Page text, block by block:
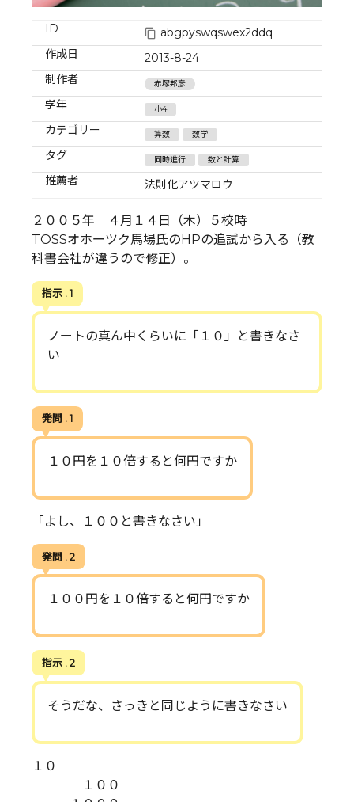
ID
abgpyswqswex2ddq
作成日
2013-8-24
制作者
赤塚邦彦
学年 小4
カテゴリー 算数 数学
タグ 同時進行 数と計算
推薦者 法則化アツマロウ
２００５年 ４月１４日（木）５校時
TOSSオホーツク馬場氏のHPの追試から入る（教
科書会社が違うので修正）。
指示 . 1
ノートの真ん中くらいに「１０」と書きなさ
い
発問 . 1
１０円を１０倍すると何円ですか
「よし、１００と書きなさい」
発問 . 2
１００円を１０倍すると何円ですか
指示 . 2
そうだな、さっきと同じように書きなさい
１０
１００